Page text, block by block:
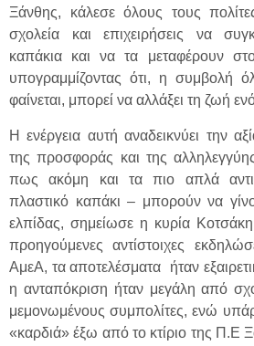
Ξάνθης, κάλεσε όλους τους
σχολεία και επιχειρήσεις να
καπάκια και να τα μεταφέρουν
υπογραμμίζοντας ότι, η συμβολή
φαίνεται, μπορεί να αλλάξει τη ζωή
Η ενέργεια αυτή αναδεικνύει την
της προσφοράς και της
πως ακόμη και τα πιο απλά
πλαστικό καπάκι – μπορούν να
ελπίδας, σημείωσε η κυρία
προηγούμενες αντίστοιχες
ΑμεΑ, τα αποτελέσματα ήταν
η ανταπόκριση ήταν μεγάλη από
μεμονωμένους συμπολίτες, ενώ
«καρδιά» έξω από το κτίριο της Π.Ε